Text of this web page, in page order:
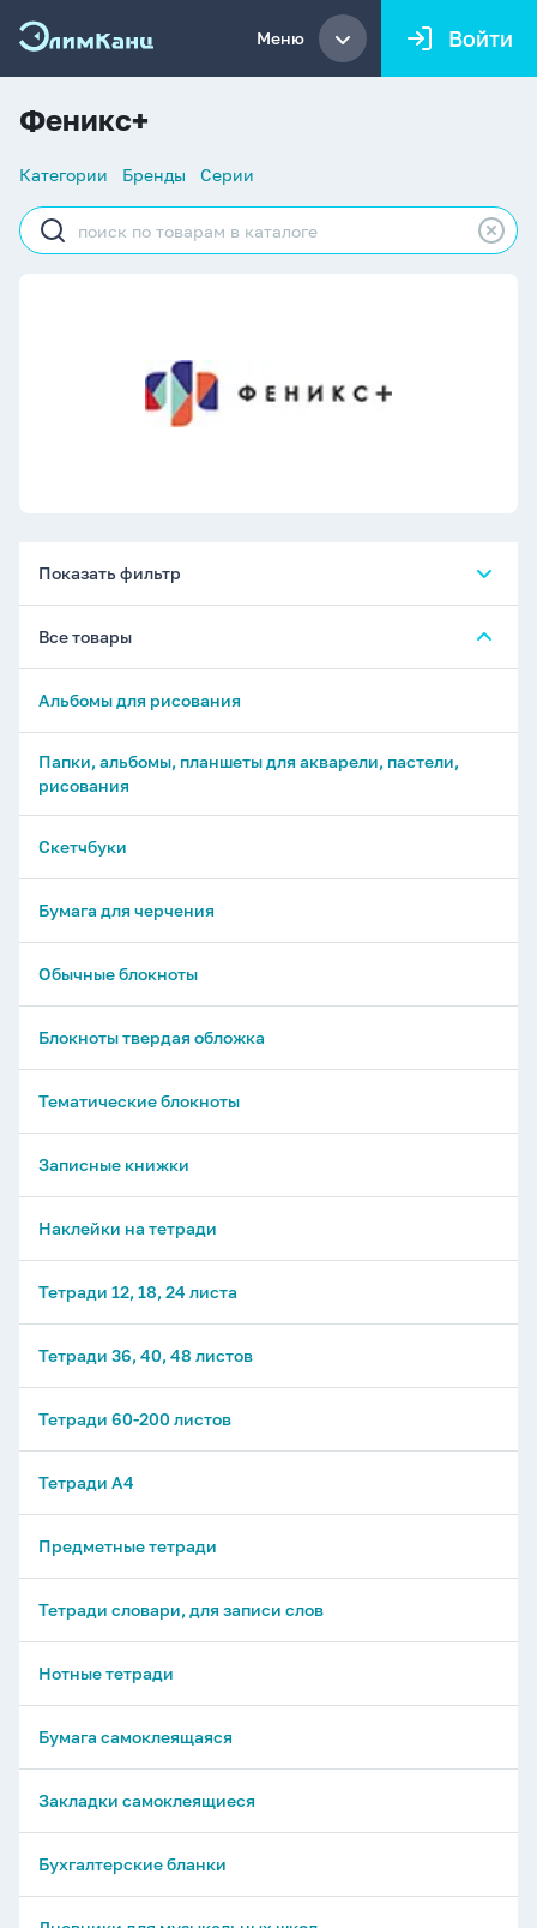
Меню Войти
Феникс+
Список
Категории Бренды Серии
Строка
поиска
Показать фильтр
Все товары
Альбомы для рисования
Папки, альбомы, планшеты для акварели, пастели,
рисования
Скетчбуки
Бумага для черчения
Обычные блокноты
Блокноты твердая обложка
Тематические блокноты
Записные книжки
Наклейки на тетради
Тетради 12, 18, 24 листа
Тетради 36, 40, 48 листов
Тетради 60-200 листов
Тетради А4
Предметные тетради
Тетради словари, для записи слов
Нотные тетради
Бумага самоклеящаяся
Закладки самоклеящиеся
Бухгалтерские бланки